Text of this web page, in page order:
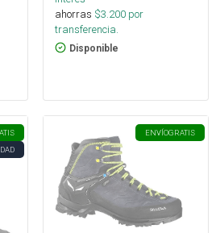
ahorras $3.200 por
transferencia.
Disponible
ENVÍOGRATIS